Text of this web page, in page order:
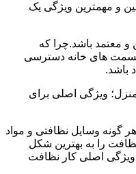
و مهمترین ویژگی یک
و معتمد باشد.چرا که
های خانه دسترسی
باشد.
ویژگی اصلی برای
گونه وسایل نظافتی و مواد
را به بهترین شکل
اصلی کار نظافت